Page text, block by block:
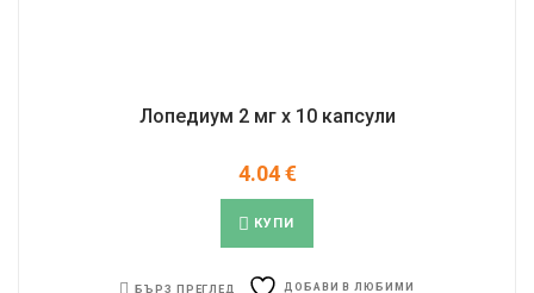
Лопедиум 2 мг x 10 капсули
4.04€
КУПИ
БЪРЗ ПРЕГЛЕД ДОБАВИ В ЛЮБИМИ